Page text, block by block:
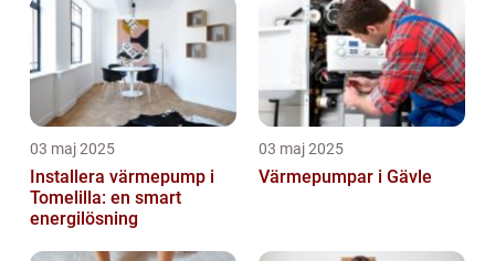
03 maj 2025
Installera värmepump i
Tomelilla: en smart
energilösning
03 maj 2025
Värmepumpar i Gävle